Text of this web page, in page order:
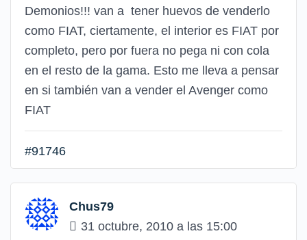
Demonios!!! van a tener huevos de venderlo
como FIAT, ciertamente, el interior es FIAT por
completo, pero por fuera no pega ni con cola
en el resto de la gama. Esto me lleva a pensar
en si también van a vender el Avenger como
FIAT
#91746
Chus79
31 octubre, 2010 a las 15:00